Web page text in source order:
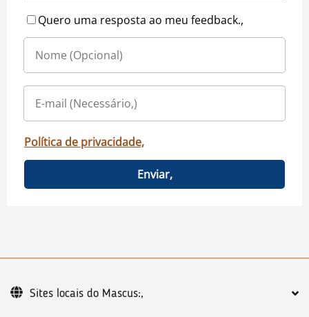
Quero uma resposta ao meu feedback.,
Política de privacidade,
Enviar,
Sites locais do Mascus:,